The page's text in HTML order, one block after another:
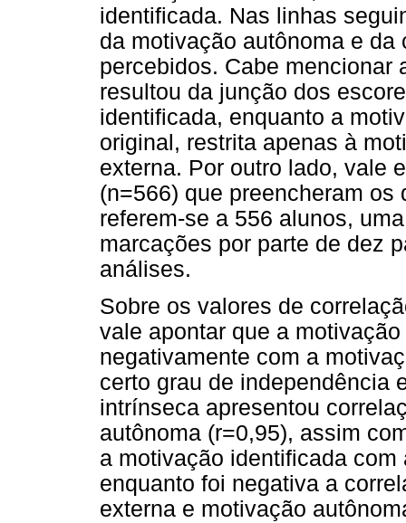
identificada. Nas linhas
da motivação autônoma e
percebidos. Cabe mencionar
resultou da junção dos
identificada, enquanto a
original, restrita apenas à
externa. Por outro lado, vale
(n=566) que preencheram
referem-se a 556 alunos,
marcações por parte de dez
análises.
Sobre os valores de
vale apontar que a
negativamente com a
certo grau de independência
intrínseca apresentou
autônoma (r=0,95), assim
a motivação identificada
enquanto foi negativa a
externa e motivação